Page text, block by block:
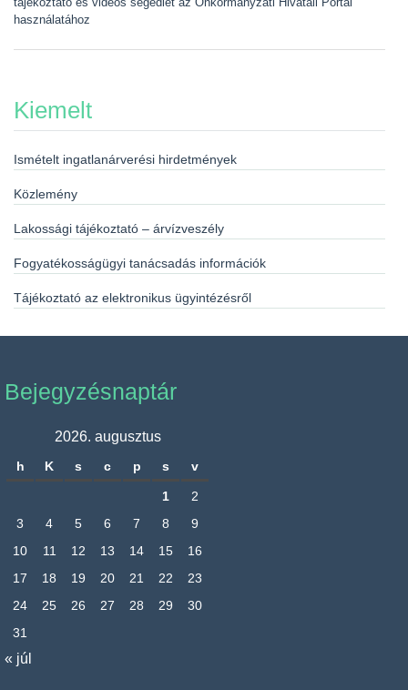
használatához
Kiemelt
Ismételt ingatlanárverési hirdetmények
Közlemény
Lakossági tájékoztató – árvízveszély
Fogyatékosságügyi tanácsadás információk
Tájékoztató az elektronikus ügyintézésről
Bejegyzésnaptár
2026. augusztus
h K s c p s v
1
2
3
4 5 6 7 8
9
10
11 12 13 14 15
16
17
18 19 20 21 22
23
24
25 26 27 28 29
30
31
« júl